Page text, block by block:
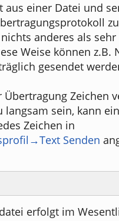
aus einer Datei und
anderes als
Weise können z.B.
gesendet
Übertragung Zeichen
langsam sein, kann
Zeichen in
Senden
erfolgt im